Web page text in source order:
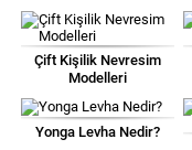
Çift Kişilik Nevresim
Modelleri
Yonga Levha Nedir?